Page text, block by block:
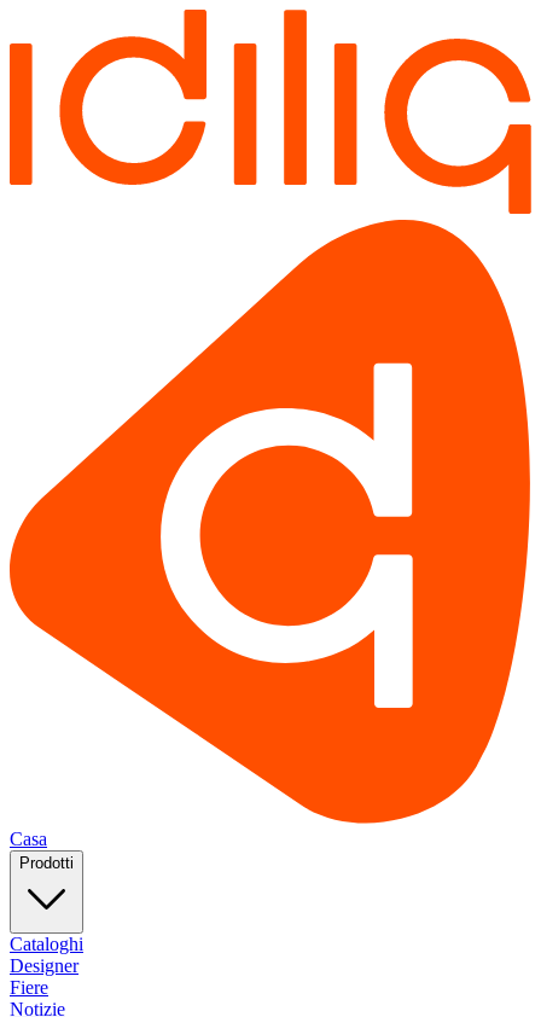
Casa
Prodotti
Cataloghi
Designer
Fiere
Notizie